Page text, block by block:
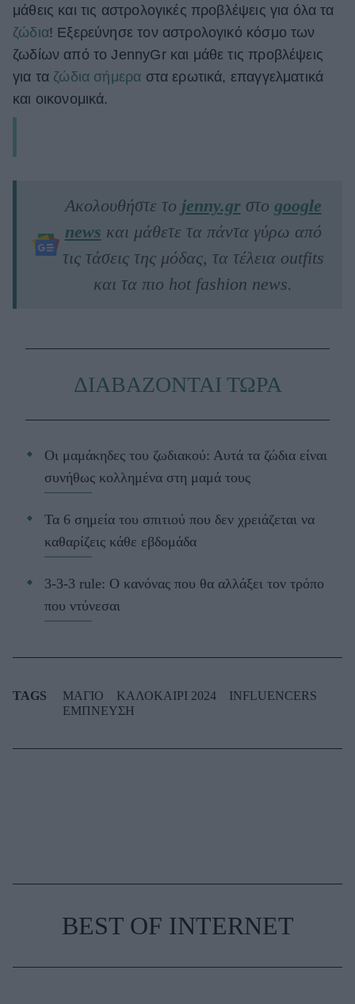
μάθεις και τις αστρολογικές προβλέψεις για όλα τα
ζώδια! Εξερεύνησε τον αστρολογικό κόσμο των
ζωδίων από το JennyGr και μάθε τις προβλέψεις
για τα ζώδια σήμερα στα ερωτικά, επαγγελματικά
και οικονομικά.
Ακολουθήστε το jenny.grστο google
news και μάθετε τα πάντα γύρω από
τις τάσεις της μόδας, τα τέλεια outfits
και τα πιο hot fashion news.
ΔΙΑΒΑΖΟΝΤΑΙ ΤΩΡΑ
Οι μαμάκηδες του ζωδιακού: Αυτά τα ζώδια είναι
συνήθως κολλημένα στη μαμά τους
Τα 6 σημεία του σπιτιού που δεν χρειάζεται να
καθαρίζεις κάθε εβδομάδα
3-3-3 rule: Ο κανόνας που θα αλλάξει τον τρόπο
που ντύνεσαι
TAGS ΜΑΓΙΟ ΚΑΛΟΚΑΙΡΙ 2024
INFLUENCERS
ΕΜΠΝΕΥΣΗ
BEST OF INTERNET